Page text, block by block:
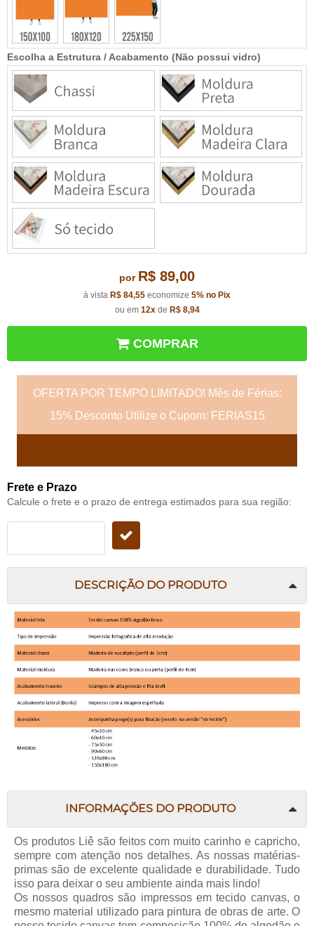
Escolha a Estrutura / Acabamento (Não possui vidro)
por R$ 89,00
à vista R$ 84,55 economize 5% no Pix
ou em 12xde R$ 8,94
COMPRAR
OFERTA POR TEMPO LIMITADO! Mês de Férias:
15% Desconto Utilize o Cupom: FERIAS15
Frete e Prazo
Calcule o frete e o prazo de entrega estimados para sua região:
DESCRIÇÃO DO PRODUTO
INFORMAÇÕES DO PRODUTO
Os produtos Liê são feitos com muito carinho e capricho,
sempre com atenção nos detalhes. As nossas matérias-
primas são de excelente qualidade e durabilidade. Tudo
isso para deixar o seu ambiente ainda mais lindo!
Os nossos quadros são impressos em tecido canvas, o
mesmo material utilizado para pintura de obras de arte. O